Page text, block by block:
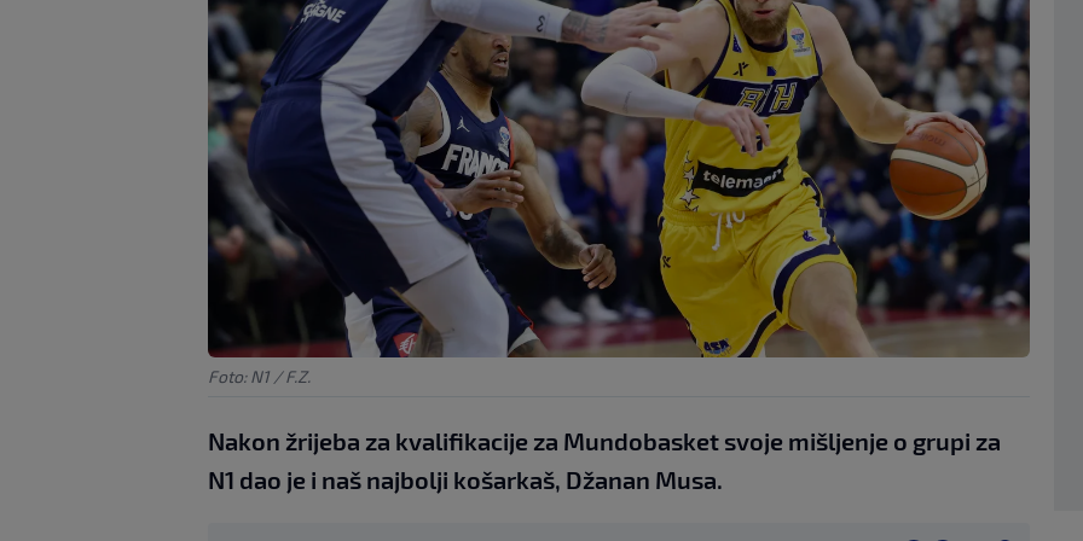
Foto: N1 / F.Z.
Nakon žrijeba za kvalifikacije za Mundobasket svoje mišljenje o grupi za
N1 dao je i naš najbolji košarkaš, Džanan Musa.